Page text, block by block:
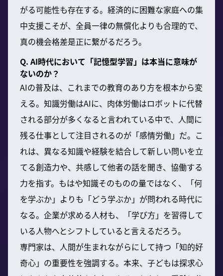
がる可能性も存在する。経済的に困難な家庭への集
中支援こそが、全員一律の無償化よりも合理的で、
真の機会格差是正に繋がるだろう。
Q. AI時代において「記憶型学習」は本当に意味が
ないのか？
AIの普及は、これまでの教育のあり方を根本から変
える。知識労働はAIに、肉体労働はロボットに代替
される部分が多くなると言われている中で、人間に
残る仕事として注目されるのが「感情労働」だ。こ
れは、異なる知識や経験を結合して新しい問いを立
てる創造力や、共感して他者の話を聞き、協働する
力を指す。もはや知識そのものの量ではなく、「何
を学ぶか」よりも「どう学ぶか」が問われる時代に
なる。企業が求める人材も、「学び方」を習得して
いる人物へとシフトしていると言えるだろう。
専門家は、人間が生まれながらにして持つ「知的好
奇心」の重要性を強調する。本来、子どもは探求心